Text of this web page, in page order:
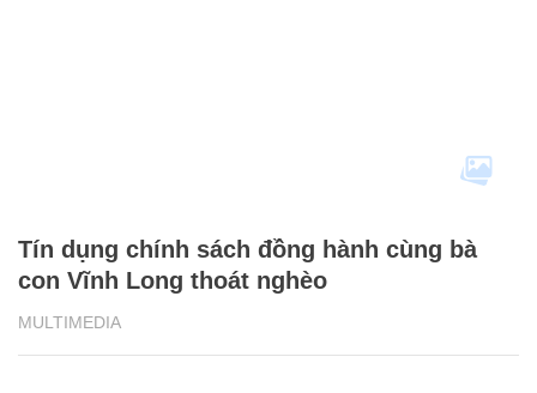
MULTIMEDIA
Tín dụng chính sách đồng hành cùng bà
con Vĩnh Long thoát nghèo